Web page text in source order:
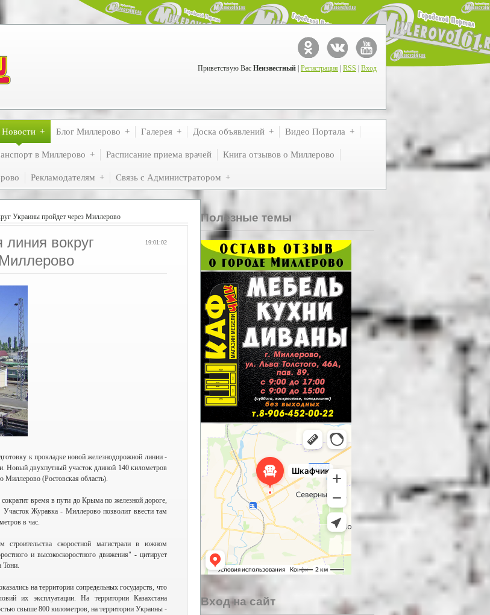
Приветствую Вас Неизвестный Регистрация RSS Вход
Новости Блог Миллерово Галерея Доска объявлений Видео Портала
в Миллерово Расписание приема врачей Книга отзывов о Миллерово
Рекламодателям Связь с Администратором
Украины пройдет через Миллерово
19:01:02
вокруг
к прокладке новой железнодорожной линии -
Новый двухпутный участок длиной 140 километров
Миллерово (Ростовская область).
время в пути до Крыма по железной дороге,
Журавка - Миллерово позволит ввести там
в час.
скоростной магистрали в южном
и высокоскоростного движения" - цитирует
на территории сопредельных государств, что
их эксплуатации. На территории Казахстана
свыше 800 километров, на территории Украины -
Полезные темы
Вход на сайт